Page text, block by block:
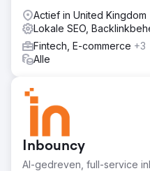
Actief in United Kingdom
Lokale SEO,
Fintech, E-commerce +3
Alle
Inbouncy
AI-gedreven, full-service